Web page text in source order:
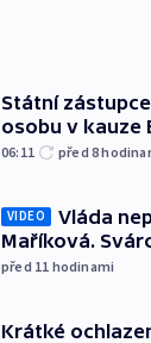
Státní
osobu v kauze
06:11 před 8
VIDEO
Vláda
Maříková.
před 11 hodinami
Krátké